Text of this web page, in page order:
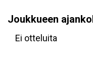
Joukkueen
Ei otteluita